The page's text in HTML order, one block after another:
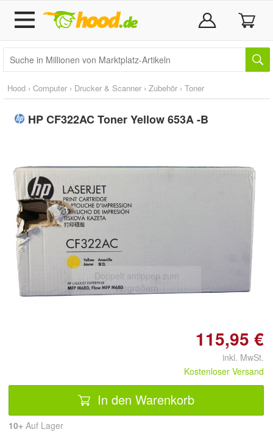
Hood › Computer › Drucker & Scanner › Zubehör › Toner
HP CF322AC Toner Yellow 653A -B
Doppelt antippen zum
vergrößern
115,95 €
inkl. MwSt.
Kostenloser Versand
In den Warenkorb
10+ Auf Lager